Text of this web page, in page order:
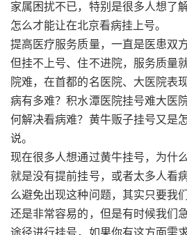
家属困扰不已，特别是很多人想了
怎么才能让在北京看病挂上号。
提高医疗服务质量，一直是医患双
但挂不上号、住不进院，服务质量
院难，在首都的名医院、大医院表
病有多难？积水潭医院挂号难大医
何解决看病难？黄牛贩子挂号又是
说。
现在很多人想通过黄牛挂号，为什
就是没有提前挂号，或者太多人看
么避免出现这种问题，其实只要我
还是非常容易的，但是有时候我们